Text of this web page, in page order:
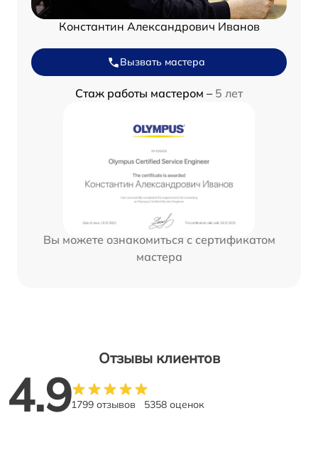
Константин Александрович Иванов
Вызвать мастера
Стаж работы мастером – 5 лет
Вы можете ознакомиться с сертификатом
мастера
Отзывы клиентов
4.91799 отзывов 5358 оценок